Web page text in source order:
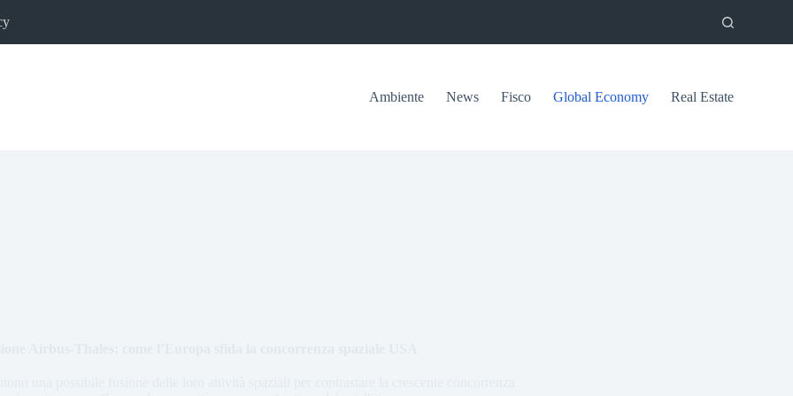
Ambiente News Fisco Global Economy Real Estate